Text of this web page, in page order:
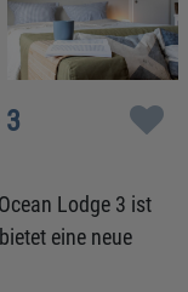
Lodge 3 ist
eine neue